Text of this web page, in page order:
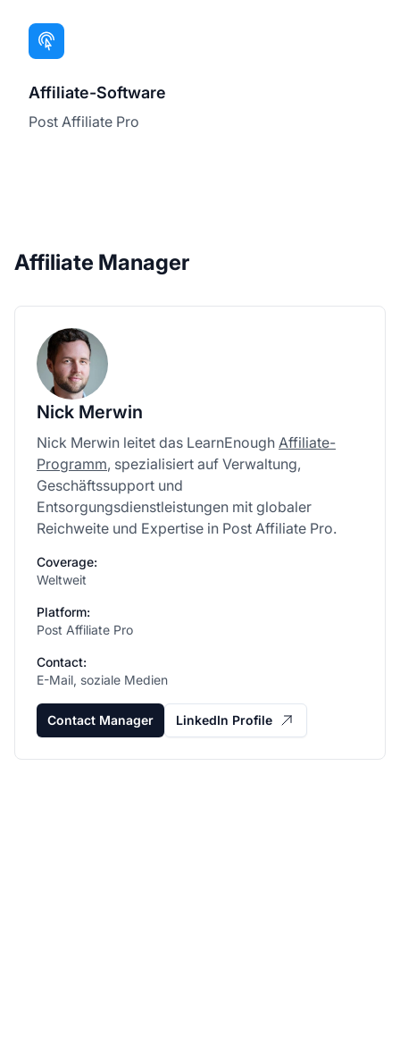
Affiliate-Software
Post Affiliate Pro
Affiliate Manager
Nick Merwin
Nick Merwin leitet das LearnEnough Affiliate-
Programm, spezialisiert auf Verwaltung,
Geschäftssupport und
Entsorgungsdienstleistungen mit globaler
Reichweite und Expertise in Post Affiliate Pro.
Coverage:
Weltweit
Platform:
Post Affiliate Pro
Contact:
E-Mail, soziale Medien
Contact Manager LinkedIn Profile